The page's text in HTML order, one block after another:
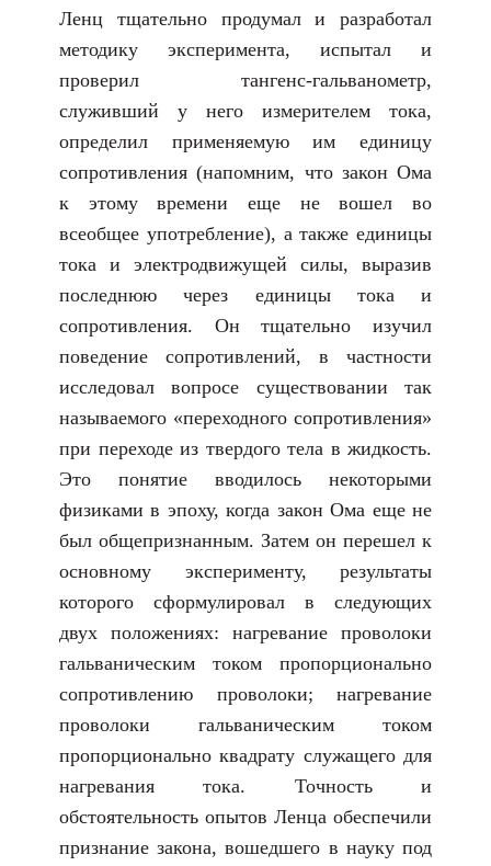
Ленц тщательно продумал и разработал
методику эксперимента, испытал и
проверил тангенс-гальванометр,
служивший у него измерителем тока,
определил применяемую им единицу
сопротивления (напомним, что закон Ома
к этому времени еще не вошел во
всеобщее употребление), а также единицы
тока и электродвижущей силы, выразив
последнюю через единицы тока и
сопротивления. Он тщательно изучил
поведение сопротивлений, в частности
исследовал вопросе существовании так
называемого «переходного сопротивления»
при переходе из твердого тела в жидкость.
Это понятие вводилось некоторыми
физиками в эпоху, когда закон Ома еще не
был общепризнанным. Затем он перешел к
основному эксперименту, результаты
которого сформулировал в следующих
двух положениях: нагревание проволоки
гальваническим током пропорционально
сопротивлению проволоки; нагревание
проволоки гальваническим током
пропорционально квадрату служащего для
нагревания тока. Точность и
обстоятельность опытов Ленца обеспечили
признание закона, вошедшего в науку под